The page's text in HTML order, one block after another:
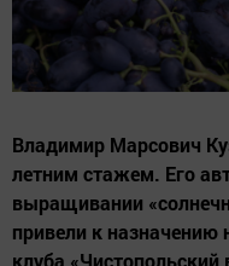
Владимир Марсович
летним стажем. Его
выращивании
привели к назначению
клуба «Чистопольский